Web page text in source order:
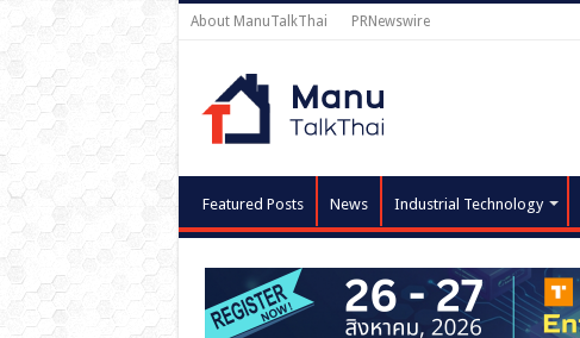
About ManuTalkThai PRNewswire
Featured Posts News Industrial Technology